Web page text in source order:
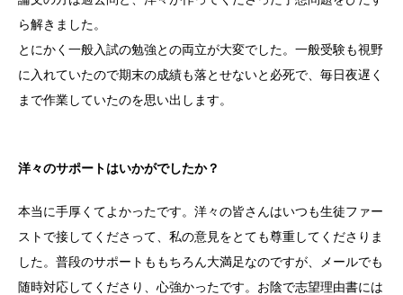
ら解きました。
とにかく一般入試の勉強との両立が大変でした。一般受験も視野
に入れていたので期末の成績も落とせないと必死で、毎日夜遅く
まで作業していたのを思い出します。
洋々のサポートはいかがでしたか？
本当に手厚くてよかったです。洋々の皆さんはいつも生徒ファー
ストで接してくださって、私の意見をとても尊重してくださりま
した。普段のサポートももちろん大満足なのですが、メールでも
随時対応してくださり、心強かったです。お陰で志望理由書には